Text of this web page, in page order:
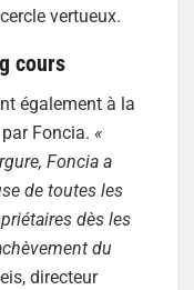
vertueux.
cours
également à la
Foncia. «
Foncia a
de toutes les
dès les
du
directeur